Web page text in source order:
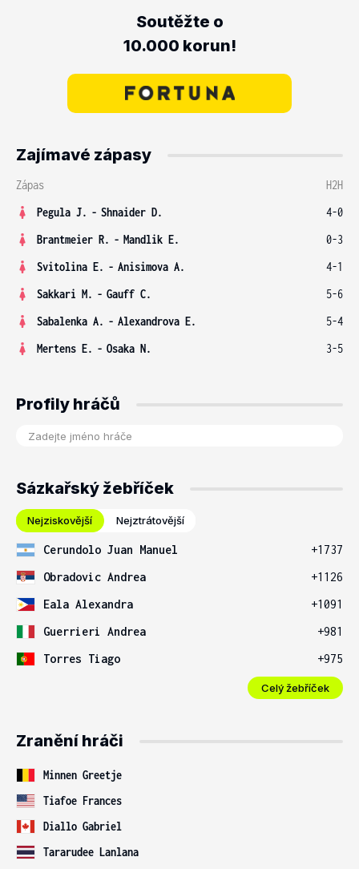
Soutěžte o
10.000 korun!
Zajímavé zápasy
Zápas
H2H
Pegula J. - Shnaider D.
4-0
Brantmeier R. - Mandlik E.
0-3
Svitolina E. - Anisimova A.
4-1
Sakkari M. - Gauff C.
5-6
Sabalenka A. - Alexandrova E.
5-4
Mertens E. - Osaka N. 3-5
Profily hráčů
Sázkařský žebříček
Nejziskovější Nejztrátovější
Cerundolo Juan Manuel
+1737
Obradovic Andrea
+1126
Eala Alexandra
+1091
Guerrieri Andrea
+981
Torres Tiago
+975
Celý žebříček
Zranění hráči
Minnen Greetje
Tiafoe Frances
Diallo Gabriel
Tararudee Lanlana